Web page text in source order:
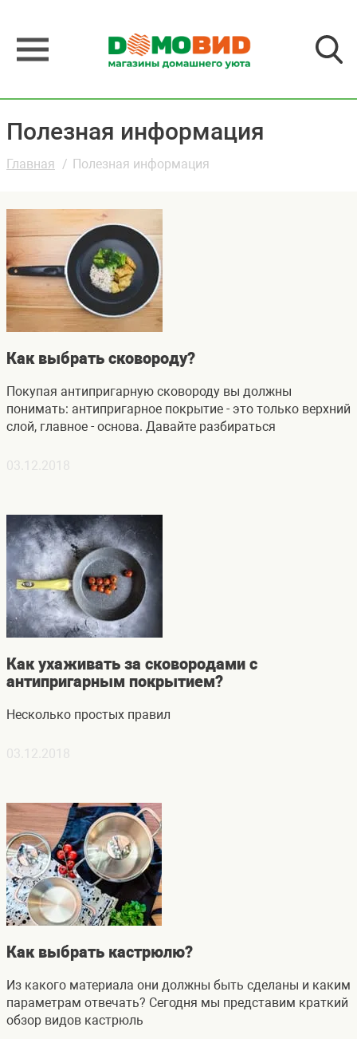
Полезная информация
Главная Полезная информация
Как выбрать сковороду?
Покупая антипригарную сковороду вы должны
понимать: антипригарное покрытие - это только верхний
слой, главное - основа. Давайте разбираться
03.12.2018
Как ухаживать за сковородами с
антипригарным покрытием?
Несколько простых правил
03.12.2018
Как выбрать кастрюлю?
Из какого материала они должны быть сделаны и каким
параметрам отвечать? Сегодня мы представим краткий
обзор видов кастрюль